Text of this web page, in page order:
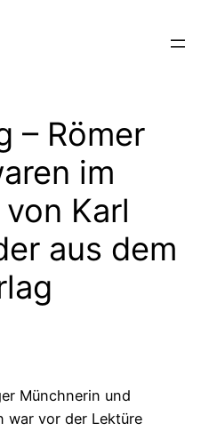
– Römer
im
Karl
aus dem
Münchnerin und
war vor der Lektüre